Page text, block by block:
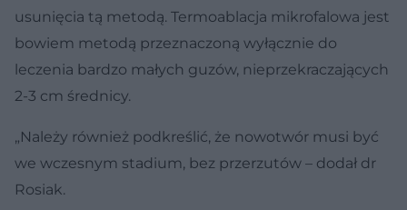
usunięcia tą metodą. Termoablacja mikrofalowa jest
bowiem metodą przeznaczoną wyłącznie do
leczenia bardzo małych guzów, nieprzekraczających
2-3 cm średnicy.
„Należy również podkreślić, że nowotwór musi być
we wczesnym stadium, bez przerzutów – dodał dr
Rosiak.